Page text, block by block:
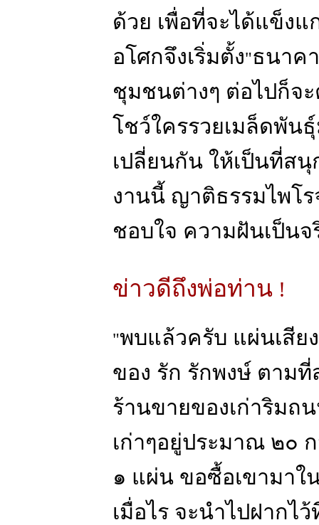
ด้วย เพื่อที่จะได้แข็ง
อโศกจึงเริ่มตั้ง"ธนาค
ชุมชนต่างๆ ต่อไปก็จ
โชว์ใครรวยเมล็ดพัน
เปลี่ยนกัน ให้เป็นที่ส
งานนี้ ญาติธรรมไพโ
ชอบใจ ความฝันเป็น
ข่าวดีถึงพ่อท่าน !
"พบแล้วครับ แผ่นเสีย
ของ รัก รักพงษ์ ตามที่
ร้านขายของเก่าริมถ
เก่าๆอยู่ประมาณ ๒๐
๑ แผ่น ขอซื้อเขามาใ
เมื่อไร จะนำไปฝากไ